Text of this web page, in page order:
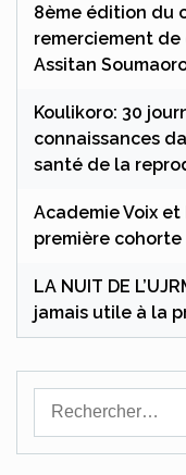
8ème édition du
remerciement de
Assitan
Koulikoro: 30
connaissances
santé de la
Academie Voix et
première cohorte
LA NUIT DE
jamais utile à la
Rechercher :